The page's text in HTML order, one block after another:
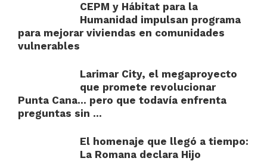
CEPM y Hábitat para la
Humanidad impulsan programa
para mejorar viviendas en comunidades
vulnerables
Larimar City, el megaproyecto
que promete revolucionar
Punta Cana… pero que todavía enfrenta
preguntas sin ...
El homenaje que llegó a tiempo:
La Romana declara Hijo